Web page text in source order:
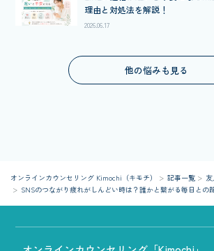
理由と対処法を解説！
2026.06.17
他の悩みも見る
オンラインカウンセリング Kimochi（キモチ） 記事一覧
SNSのつながり疲れがしんどい時は？誰かと繋がる毎日との